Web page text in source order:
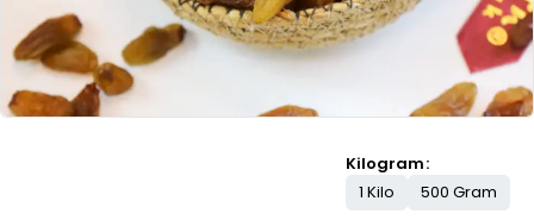
Kilogram
1 Kilo
500 Gram